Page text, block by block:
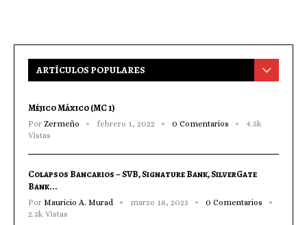
ARTÍCULOS POPULARES
Méjico Máxico (MC 1)
Por Zermeño febrero 1, 2022 0 Comentarios
4.5k
Vistas
Colapsos Bancarios – SVB, Signature Bank, SilverGate
Bank...
Por Mauricio A. Murad marzo 18, 2023
0 Comentarios
2.3k Vistas